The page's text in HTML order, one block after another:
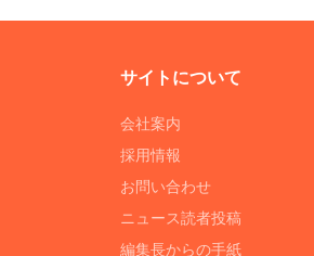
サイトについて
会社案内
採用情報
お問い合わせ
ニュース読者投稿
編集長からの手紙